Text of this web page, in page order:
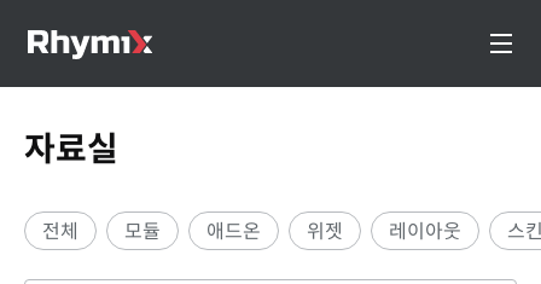
자료실
전체 모듈 애드온 위젯 레이아웃 스